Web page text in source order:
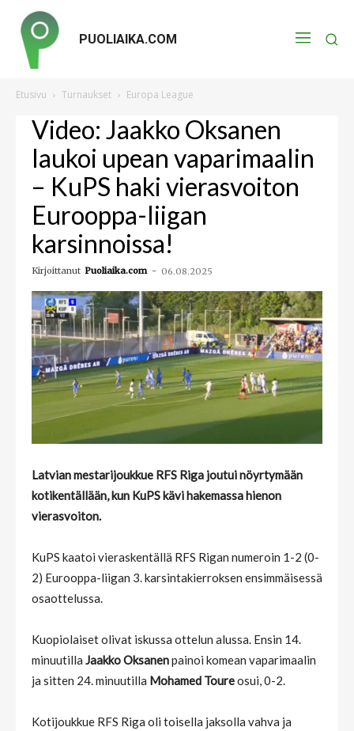
PUOLIAIKA.COM
Etusivu Turnaukset Europa League
Video: Jaakko Oksanen
laukoi upean vaparimaalin
– KuPS haki vierasvoiton
Eurooppa-liigan
karsinnoissa!
Kirjoittanut Puoliaika.com - 06.08.2025
Latvian mestarijoukkue RFS Riga joutui nöyrtymään
kotikentällään, kun KuPS kävi hakemassa hienon
vierasvoiton.
KuPS kaatoi vieraskentällä RFS Rigan numeroin 1-2 (0-
2) Eurooppa-liigan 3. karsintakierroksen ensimmäisessä
osaottelussa.
Kuopiolaiset olivat iskussa ottelun alussa. Ensin 14.
minuutilla Jaakko Oksanenpainoi komean vaparimaalin
ja sitten 24. minuutilla Mohamed Toureosui, 0-2.
Kotijoukkue RFS Riga oli toisella jaksolla vahva ja